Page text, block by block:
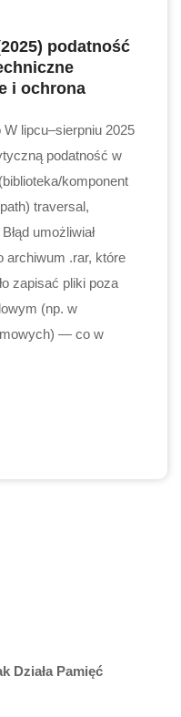
podatność
i ochrona
lipcu–sierpniu 2025
podatność w
komponent
traversal,
umożliwiał
archiwum .rar, które
zapisać pliki poza
(np. w
— co w
Działa Pamięć